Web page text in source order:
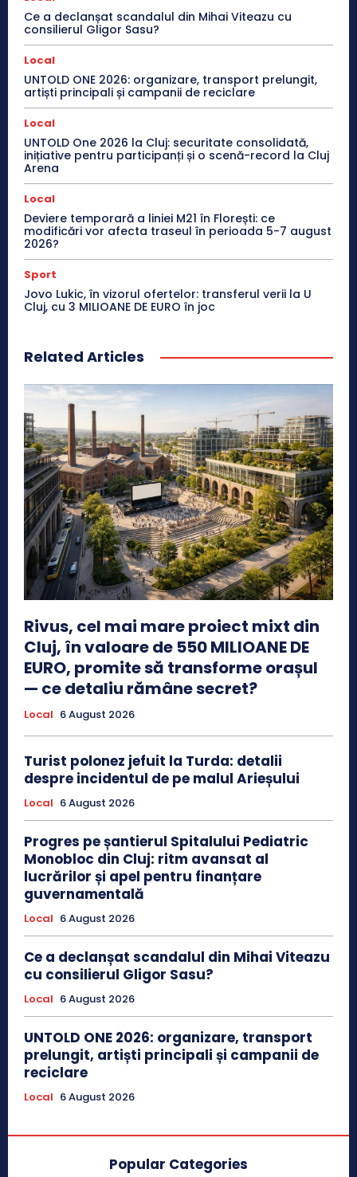
Ce a declanșat scandalul din Mihai Viteazu cu
consilierul Gligor Sasu?
Local
UNTOLD ONE 2026: organizare, transport prelungit,
artiști principali și campanii de reciclare
Local
UNTOLD One 2026 la Cluj: securitate consolidată,
inițiative pentru participanți și o scenă-record la Cluj
Arena
Local
Deviere temporară a liniei M21 în Florești: ce
modificări vor afecta traseul în perioada 5-7 august
2026?
Sport
Jovo Lukic, în vizorul ofertelor: transferul verii la U
Cluj, cu 3 MILIOANE DE EURO în joc
Related Articles
Rivus, cel mai mare proiect mixt din
Cluj, în valoare de 550 MILIOANE DE
EURO, promite să transforme orașul
— ce detaliu rămâne secret?
Local 6 August 2026
Turist polonez jefuit la Turda: detalii
despre incidentul de pe malul Arieșului
Local 6 August 2026
Progres pe șantierul Spitalului Pediatric
Monobloc din Cluj: ritm avansat al
lucrărilor și apel pentru finanțare
guvernamentală
Local 6 August 2026
Ce a declanșat scandalul din Mihai Viteazu
cu consilierul Gligor Sasu?
Local 6 August 2026
UNTOLD ONE 2026: organizare, transport
prelungit, artiști principali și campanii de
reciclare
Local 6 August 2026
Popular Categories